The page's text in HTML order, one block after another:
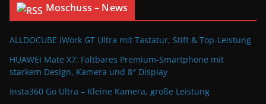
Moschuss – News
ALLDOCUBE iWork GT Ultra mit Tastatur, Stift & Top-Leistung
HUAWEI Mate X7: Faltbares Premium-Smartphone mit
starkem Design, Kamera und 8″ Display
Insta360 Go Ultra – Kleine Kamera, große Leistung